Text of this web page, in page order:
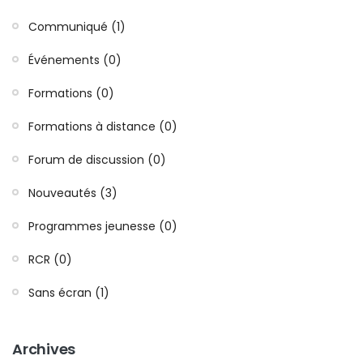
Communiqué (1)
Événements (0)
Formations (0)
Formations à distance (0)
Forum de discussion (0)
Nouveautés (3)
Programmes jeunesse (0)
RCR (0)
Sans écran (1)
Archives